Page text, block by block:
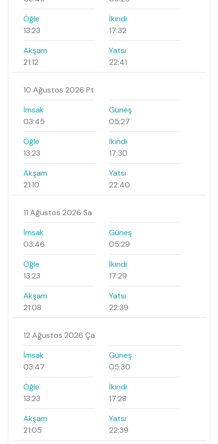
Öğle
13:23
İkindi
17:32
Akşam
21:12
Yatsı
22:41
10 Ağustos 2026 Pt
İmsak
03:45
Güneş
05:27
Öğle
13:23
İkindi
17:30
Akşam
21:10
Yatsı
22:40
11 Ağustos 2026 Sa
İmsak
03:46
Güneş
05:29
Öğle
13:23
İkindi
17:29
Akşam
21:08
Yatsı
22:39
12 Ağustos 2026 Ça
İmsak
03:47
Güneş
05:30
Öğle
13:23
İkindi
17:28
Akşam
21:05
Yatsı
22:39